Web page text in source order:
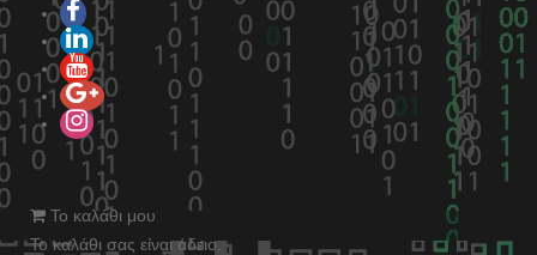
Το καλάθι μου
Το καλάθι σας είναι άδειο.